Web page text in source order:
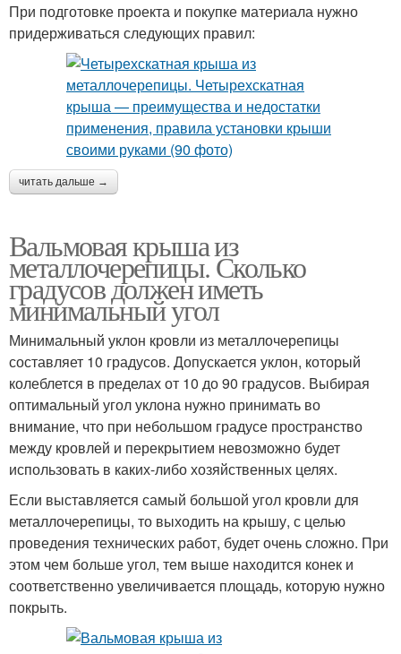
При подготовке проекта и покупке материала нужно
придерживаться следующих правил:
читать дальше →
Вальмовая крыша из
металлочерепицы. Сколько
градусов должен иметь
минимальный угол
Минимальный уклон кровли из металлочерепицы
составляет 10 градусов. Допускается уклон, который
колеблется в пределах от 10 до 90 градусов. Выбирая
оптимальный угол уклона нужно принимать во
внимание, что при небольшом градусе пространство
между кровлей и перекрытием невозможно будет
использовать в каких-либо хозяйственных целях.
Если выставляется самый большой угол кровли для
металлочерепицы, то выходить на крышу, с целью
проведения технических работ, будет очень сложно. При
этом чем больше угол, тем выше находится конек и
соответственно увеличивается площадь, которую нужно
покрыть.